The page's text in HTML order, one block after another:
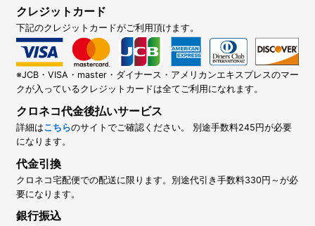
クレジットカード
下記のクレジットカードがご利用頂けます。
※JCB・VISA・master・ダイナース・アメリカンエキスプレスのマー
クが入っているクレジットカードは全てご利用になれます。
クロネコ代金後払いサービス
詳細はこちらのサイトでご確認ください。 別途手数料245円が必要
になります。
代金引換
クロネコ宅配便での配送に限ります。別途代引き手数料330円～が必
要になります。
銀行振込